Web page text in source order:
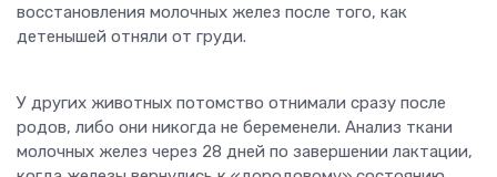
восстановления молочных желез после того, как
детенышей отняли от груди.
У других животных потомство отнимали сразу после
родов, либо они никогда не беременели. Анализ ткани
молочных желез через 28 дней по завершении лактации,